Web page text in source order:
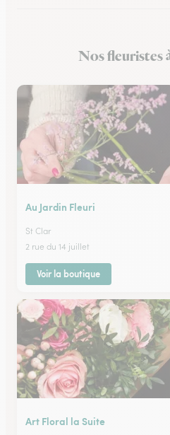
Fleuristes à Saint-Clar
Nos fleuristes
Au Jardin Fleuri
St Clar
2 rue du 14 juillet
Voir la boutique
Art Floral la Suite